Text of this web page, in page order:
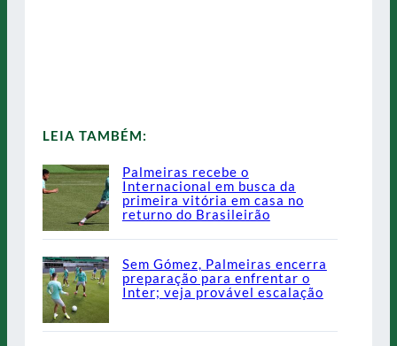
LEIA TAMBÉM:
Palmeiras recebe o
Internacional em busca da
primeira vitória em casa no
returno do Brasileirão
Sem Gómez, Palmeiras encerra
preparação para enfrentar o
Inter; veja provável escalação